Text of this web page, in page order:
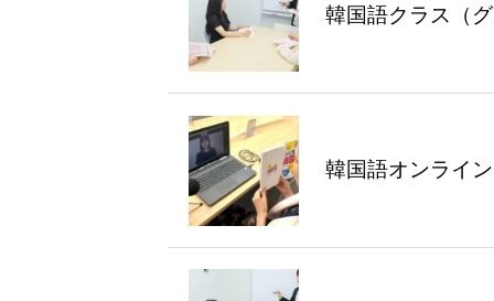
韓国語クラス（
韓国語オンライ